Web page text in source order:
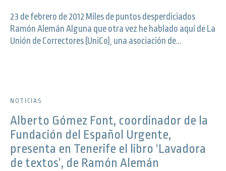
23 de febrero de 2012 Miles de puntos desperdiciados
Ramón Alemán Alguna que otra vez he hablado aquí de La
Unión de Correctores (UniCo), una asociación de…
NOTICIAS
Alberto Gómez Font, coordinador de la
Fundación del Español Urgente,
presenta en Tenerife el libro ‘Lavadora
de textos’, de Ramón Alemán